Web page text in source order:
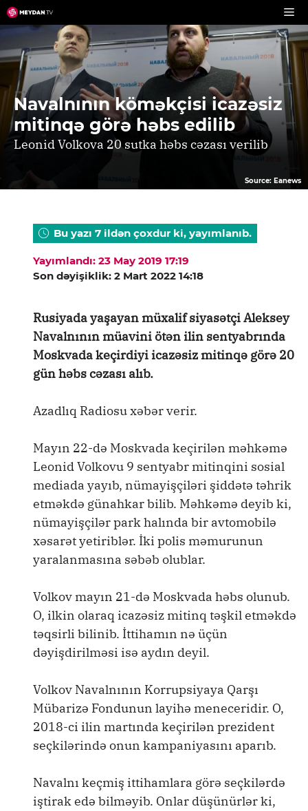
Skip
to
content
Navalnının köməkçisi icazəsiz
mitinqə görə həbs edilib
Leonid Volkova 20 sutka həbs cəzası verilib
Source: Eanews
Bu yazı 7 ildən çoxdur ki, yayımlanıb.
Yayımlandı: 23 May 2019 17:19
Son dəyişiklik: 2 Mart 2022 14:18
Rusiyada yaşayan müxalif siyasətçi Aleksey
Navalnının müavini ötən ilin sentyabrında
Moskvada keçirdiyi icazəsiz mitinqə görə 20
gün həbs cəzası alıb.
Azadlıq Radiosu xəbər verir.
Mayın 22-də Moskvada keçirilən məhkəmə
Leonid Volkovu 9 sentyabr mitinqini sosial
mediada yayıb, nümayişçiləri şiddətə təhrik
etməkdə günahkar bilib. Məhkəmə deyib ki,
nümayişçilər park halında bir avtomobilə
xəsarət yetiriblər. İki polis məmurunun
yaralanmasına səbəb olublar.
Volkov mayın 21-də Moskvada həbs olunub.
O, ilkin olaraq icazəsiz mitinq təşkil etməkdə
təqsirli bilinib. İttihamın nə üçün
dəyişdirilməsi isə aydın deyil.
Volkov Navalnının Korrupsiyaya Qarşı
Mübarizə Fondunun layihə meneceridir. O,
2018-ci ilin martında keçirilən prezident
seçkilərində onun kampaniyasını aparıb.
Navalnı keçmiş ittihamlara görə seçkilərdə
iştirak edə bilməyib. Onlar düşünürlər ki,